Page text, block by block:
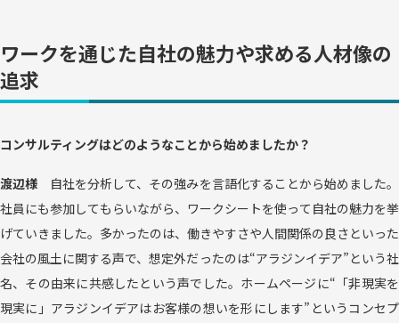
ワークを通じた自社の魅力や求める人材像の
追求
コンサルティングはどのようなことから始めましたか？
渡辺様
自社を分析して、その強みを言語化することから始めました。
社員にも参加してもらいながら、ワークシートを使って自社の魅力を挙
げていきました。多かったのは、働きやすさや人間関係の良さといった
会社の風土に関する声で、想定外だったのは“アラジンイデア”という社
名、その由来に共感したという声でした。ホームページに“「非現実を
現実に」アラジンイデアはお客様の想いを形にします”というコンセプ